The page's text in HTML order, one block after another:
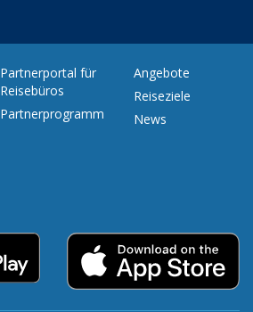
Partnerportal für
Reisebüros
Partnerprogramm
Angebote
Reiseziele
News